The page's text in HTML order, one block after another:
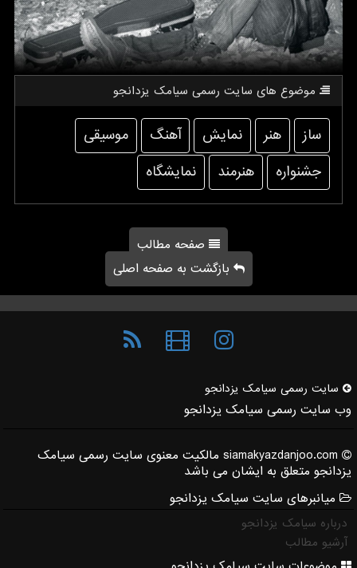
موضوع های سایت رسمی سیامك یزدانجو
ساز هنر نمایش آهنگ
موسیقی
جشنواره
هنرمند نمایشگاه
صفحه مطالب
بازگشت به صفحه اصلی
سایت رسمی سیامك یزدانجو
وب سایت رسمی سیامک یزدانجو
siamakyazdanjoo.com مالکیت معنوی سایت رسمی سیامک
یزدانجو متعلق به ایشان می باشد
میانبرهای سایت سیامک یزدانجو
درباره سیامک یزدانجو
آرشیو مطالب